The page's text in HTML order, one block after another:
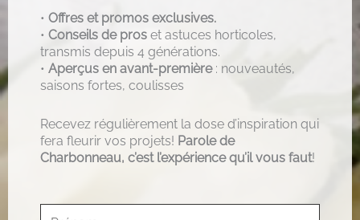
• Offres et promos exclusives.
• Conseils de pros et astuces horticoles,
transmis depuis 4 générations.
• Aperçus en avant-première: nouveautés,
saisons fortes, coulisses
Recevez régulièrement la dose d’inspiration qui
fera fleurir vos projets! Parole de
Charbonneau, c’est l’expérience qu’il vous faut!